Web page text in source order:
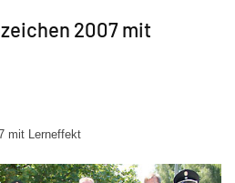
2007 mit
mit Lerneffekt